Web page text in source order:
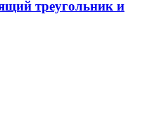
треугольник и